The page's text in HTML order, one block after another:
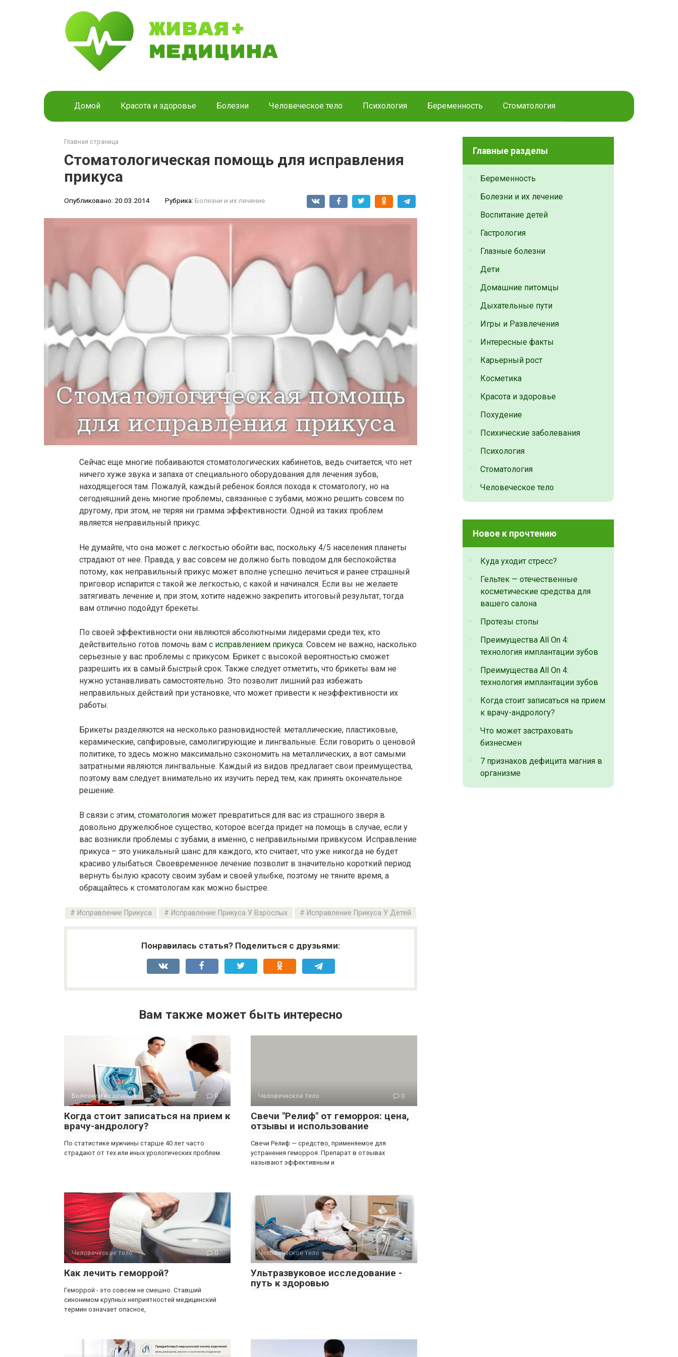
Домой Красота и здоровье Болезни Человеческое тело Психология Беременность Стоматология
Главная страница
Стоматологическая помощь для исправления
прикуса
Опубликовано: 20.03.2014 Рубрика: Болезни и их лечение
Сейчас еще многие побаиваются стоматологических кабинетов, ведь считается, что нет
ничего хуже звука и запаха от специального оборудования для лечения зубов,
находящегося там. Пожалуй, каждый ребенок боялся похода к стоматологу, но на
сегодняшний день многие проблемы, связанные с зубами, можно решить совсем по
другому, при этом, не теряя ни грамма эффективности. Одной из таких проблем
является неправильный прикус.
Не думайте, что она может с легкостью обойти вас, поскольку 4/5 населения планеты
страдают от нее. Правда, у вас совсем не должно быть поводом для беспокойства
потому, как неправильный прикус может вполне успешно лечиться и ранее страшный
приговор испарится с такой же легкостью, с какой и начинался. Если вы не желаете
затягивать лечение и, при этом, хотите надежно закрепить итоговый результат, тогда
вам отлично подойдут брекеты.
По своей эффективности они являются абсолютными лидерами среди тех, кто
действительно готов помочь вам с исправлением прикуса. Совсем не важно, насколько
серьезные у вас проблемы с прикусом. Брикет с высокой вероятностью сможет
разрешить их в самый быстрый срок. Также следует отметить, что брикеты вам не
нужно устанавливать самостоятельно. Это позволит лишний раз избежать
неправильных действий при установке, что может привести к неэффективности их
работы.
Брикеты разделяются на несколько разновидностей: металлические, пластиковые,
керамические, сапфировые, самолигирующие и лингвальные. Если говорить о ценовой
политике, то здесь можно максимально сэкономить на металлических, а вот самыми
затратными являются лингвальные. Каждый из видов предлагает свои преимущества,
поэтому вам следует внимательно их изучить перед тем, как принять окончательное
решение.
В связи с этим, стоматология может превратиться для вас из страшного зверя в
довольно дружелюбное существо, которое всегда придет на помощь в случае, если у
вас возникли проблемы с зубами, а именно, с неправильными привкусом. Исправление
прикуса – это уникальный шанс для каждого, кто считает, что уже никогда не будет
красиво улыбаться. Своевременное лечение позволит в значительно короткий период
вернуть былую красоту своим зубам и своей улыбке, поэтому не тяните время, а
обращайтесь к стоматологам как можно быстрее.
Исправление Прикуса Исправление Прикуса У Взрослых Исправление Прикуса У Детей
Понравилась статья? Поделиться с друзьями:
Вам также может быть интересно
Болезни и их лечение 0
Когда стоит записаться на прием к
врачу-андрологу?
По статистике мужчины старше 40 лет часто
страдают от тех или иных урологических проблем.
Человеческое тело 0
Свечи "Релиф" от геморроя: цена,
отзывы и использование
Свечи Релиф — средство, применяемое для
устранения геморроя. Препарат в отзывах
называют эффективным и
Человеческое тело 0
Как лечить геморрой?
Геморрой - это совсем не смешно. Ставший
синонимом крупных неприятностей медицинский
термин означает опасное,
Человеческое тело 0
Ультразвуковое исследование -
путь к здоровью
Главные разделы
Беременность
Болезни и их лечение
Воспитание детей
Гастрология
Глазные болезни
Дети
Домашние питомцы
Дыхательные пути
Игры и Развлечения
Интересные факты
Карьерный рост
Косметика
Красота и здоровье
Похудение
Психические заболевания
Психология
Стоматология
Человеческое тело
Новое к прочтению
Куда уходит стресс?
Гельтек — отечественные
косметические средства для
вашего салона
Протезы стопы
Преимущества All On 4:
технология имплантации зубов
Преимущества All On 4:
технология имплантации зубов
Когда стоит записаться на прием
к врачу-андрологу?
Что может застраховать
бизнесмен
7 признаков дефицита магния в
организме